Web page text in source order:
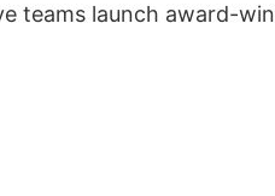
teams launch award-